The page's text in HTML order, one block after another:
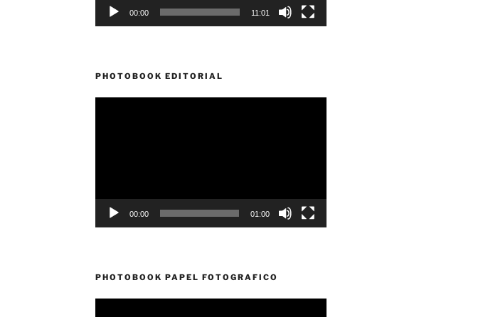
00:00 11:01
PHOTOBOOK EDITORIAL
00:00 01:00
PHOTOBOOK PAPEL FOTOGRAFICO